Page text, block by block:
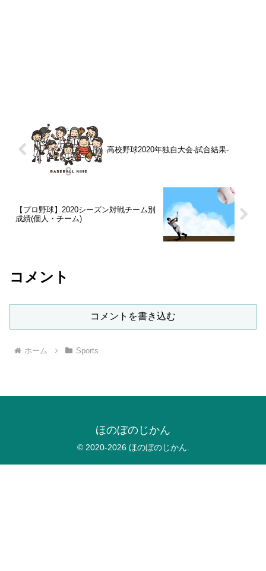
高校野球2020年独自大会-試合結果-
【プロ野球】2020シーズン対戦チーム別
成績(個人・チーム)
コメント
コメントを書き込む
ホーム Sports
ほのぼのじかん
© 2020-2026 ほのぼのじかん.